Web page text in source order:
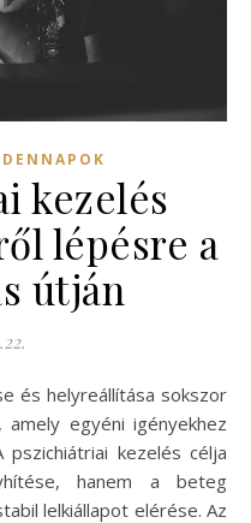
kezelés
lépésre a
útján
egyéni igényekhez
kezelés célja
hanem a beteg
lelkiállapot elérése. Az